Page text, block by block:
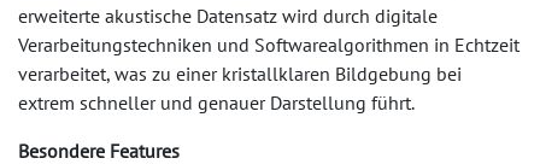
erweiterte akustische Datensatz wird durch digitale
Verarbeitungstechniken und Softwarealgorithmen in Echtzeit
verarbeitet, was zu einer kristallklaren Bildgebung bei
extrem schneller und genauer Darstellung führt.
Besondere Features